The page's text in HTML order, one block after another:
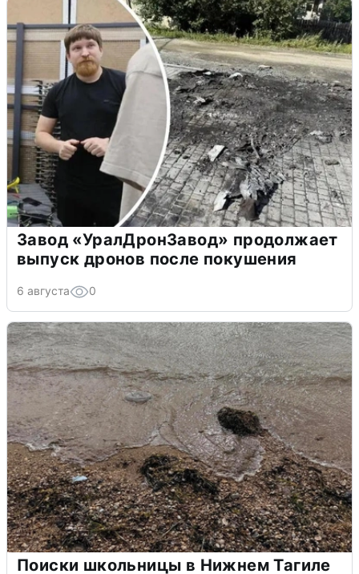
Завод «УралДронЗавод» продолжает
выпуск дронов после покушения
6 августа 0
Поиски школьницы в Нижнем Тагиле